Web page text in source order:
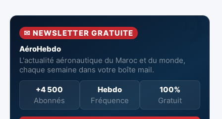
pertes nettes
premier
Marocaines
✉ NEWSLETTER GRATUITE
AéroHebdo
L'actualité aéronautique du Maroc et du monde,
chaque semaine dans votre boîte mail.
+4 500
Abonnés
Hebdo
Fréquence
100%
Gratuit